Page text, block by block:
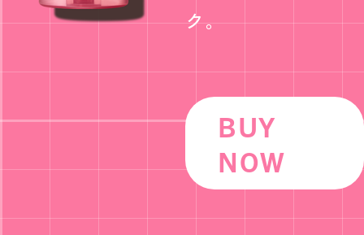
ク。
BUY
NOW